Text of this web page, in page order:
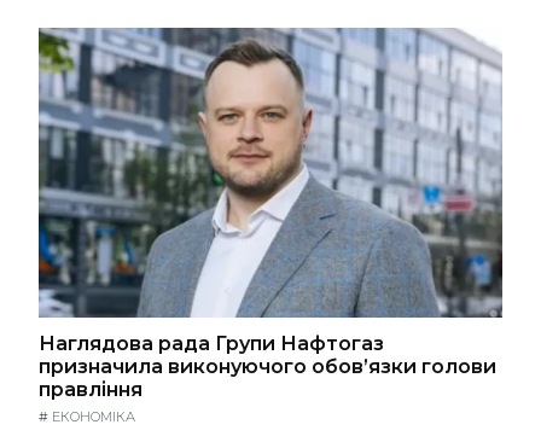
Наглядова рада Групи Нафтогаз
призначила виконуючого обов’язки голови
правління
# ЕКОНОМІКА